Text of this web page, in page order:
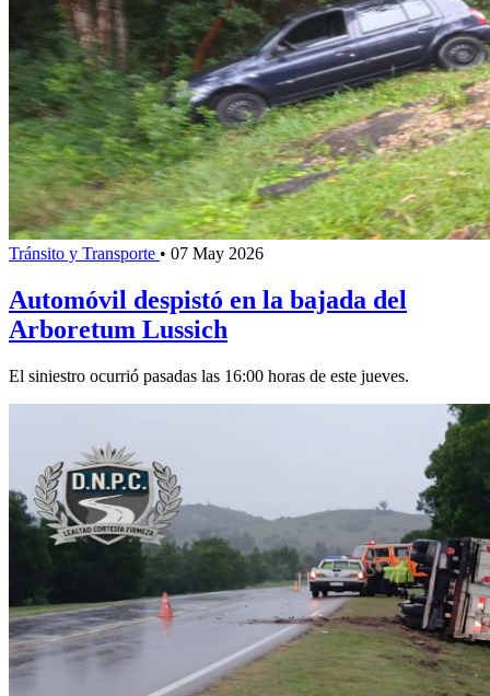
Tránsito y Transporte • 07 May 2026
Automóvil despistó en la bajada del
Arboretum Lussich
El siniestro ocurrió pasadas las 16:00 horas de este jueves.